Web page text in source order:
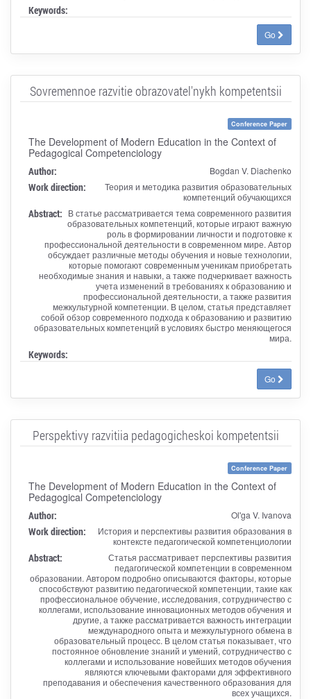
Keywords:
Go
Sovremennoe razvitie obrazovatel'nykh kompetentsii
Conference Paper
The Development of Modern Education in the Context of
Pedagogical Competenciology
Author: Bogdan V. Diachenko
Work direction:
Теория и методика развития образовательных
компетенций обучающихся
Abstract: В статье рассматривается тема современного развития
образовательных компетенций, которые играют важную
роль в формировании личности и подготовке к
профессиональной деятельности в современном мире. Автор
обсуждает различные методы обучения и новые технологии,
которые помогают современным ученикам приобретать
необходимые знания и навыки, а также подчеркивает важность
учета изменений в требованиях к образованию и
профессиональной деятельности, а также развития
межкультурной компетенции. В целом, статья представляет
собой обзор современного подхода к образованию и развитию
образовательных компетенций в условиях быстро меняющегося
мира.
Keywords:
Go
Perspektivy razvitiia pedagogicheskoi kompetentsii
Conference Paper
The Development of Modern Education in the Context of
Pedagogical Competenciology
Author: Ol'ga V. Ivanova
Work direction:
История и перспективы развития образования в
контексте педагогической компетенциологии
Abstract:
Статья рассматривает перспективы развития
педагогической компетенции в современном
образовании. Автором подробно описываются факторы, которые
способствуют развитию педагогической компетенции, такие как
профессиональное обучение, исследования, сотрудничество с
коллегами, использование инновационных методов обучения и
другие, а также рассматривается важность интеграции
международного опыта и межкультурного обмена в
образовательный процесс. В целом статья показывает, что
постоянное обновление знаний и умений, сотрудничество с
коллегами и использование новейших методов обучения
являются ключевыми факторами для эффективного
преподавания и обеспечения качественного образования для
всех учащихся.